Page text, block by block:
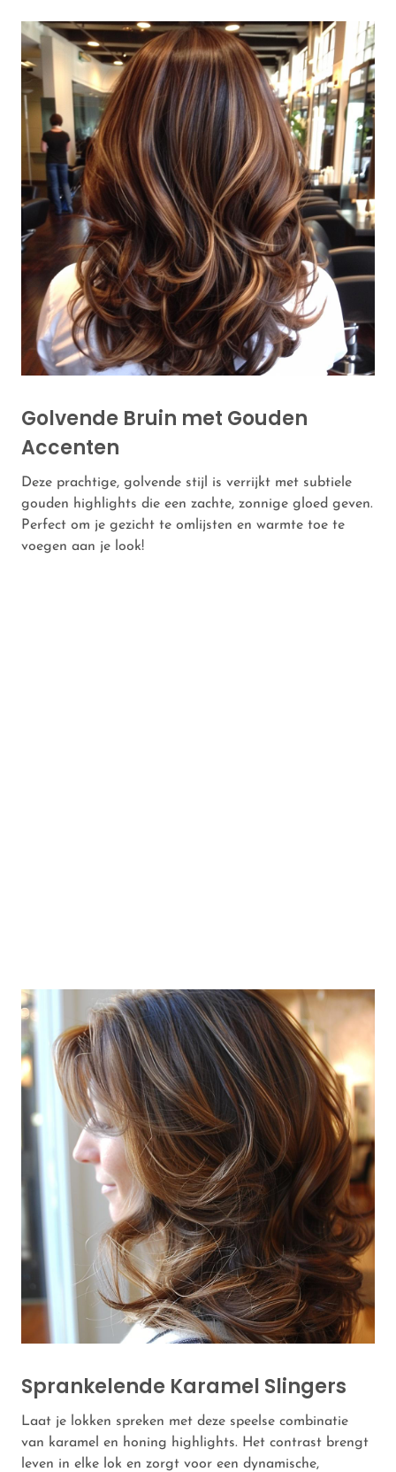
Golvende Bruin met Gouden
Accenten
Deze prachtige, golvende stijl is verrijkt met subtiele
gouden highlights die een zachte, zonnige gloed geven.
Perfect om je gezicht te omlijsten en warmte toe te
voegen aan je look!
Sprankelende Karamel Slingers
Laat je lokken spreken met deze speelse combinatie
van karamel en honing highlights. Het contrast brengt
leven in elke lok en zorgt voor een dynamische,